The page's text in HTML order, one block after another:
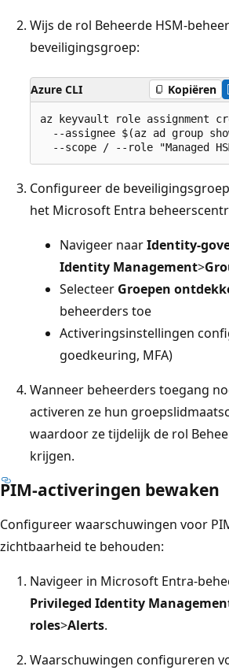
Wijs de rol Beheerde HSM-
beveiligingsgroep:
Azure CLI Kopiëren
az keyvault role assignment
--assignee $(az ad group
Configureer de
het Microsoft Entra
Navigeer naarIdentity-
Identity Management>
Selecteer Groepen
beheerders toe
Activeringsinstellingen
goedkeuring, MFA)
Wanneer beheerders toegang
activeren ze hun
waardoor ze tijdelijk de rol
krijgen.
PIM-activeringen bewaken
Configureer waarschuwingen voor
zichtbaarheid te behouden:
Navigeer in Microsoft Entra-
Privileged Identity
roles>Alerts.
Waarschuwingen configureren